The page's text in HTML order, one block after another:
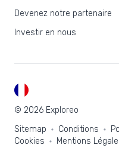
Devenez notre partenaire
Investir en nous
© 2026 Exploreo
Sitemap
Conditions
Cookies
Mentions